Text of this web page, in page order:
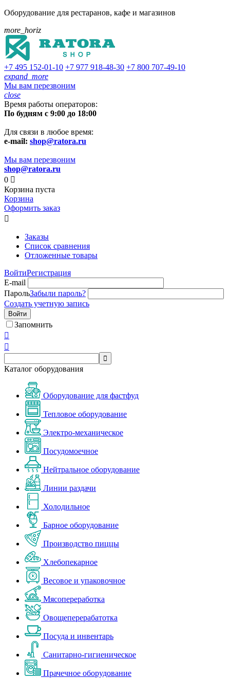
Оборудование для рестаранов, кафе и магазинов
more_horiz
+7 495 152-01-10 +7 977 918-48-30 +7 800 707-49-10
expand_more
Мы вам перезвоним
close
Время работы операторов:
По будням с 9:00 до 18:00
Для связи в любое время:
e-mail: shop@ratora.ru
Мы вам перезвоним
shop@ratora.ru
0 
Корзина пуста
Корзина
Оформить заказ

Заказы
Список сравнения
Отложенные товары
ВойтиРегистрация
E-mail
ПарольЗабыли пароль?
Создать учетную запись
Войти
Запомнить



Каталог оборудования
Оборудование для фастфуд
Тепловое оборудование
Электро-механическое
Посудомоечное
Нейтральное оборудование
Линии раздачи
Холодильное
Барное оборудование
Производство пиццы
Хлебопекарное
Весовое и упаковочное
Мясопереработка
Овощеперерабатотка
Посуда и инвентарь
Санитарно-гигиеническое
Прачечное оборудование